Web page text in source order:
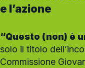
e l’azione
“Questo (non) è
solo il titolo
Commissione